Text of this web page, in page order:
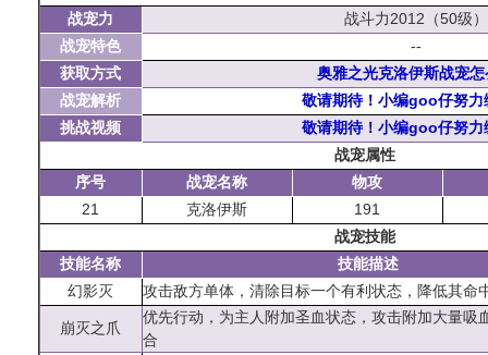
战宠力
战斗力2012（50级）
战宠特色
--
获取方式
奥雅之光克洛伊斯战宠怎
战宠解析
敬请期待！小编goo仔努力
挑战视频
敬请期待！小编goo仔努力
战宠属性
序号
战宠名称
物攻
21
克洛伊斯
191
战宠技能
技能名称
技能描述
幻影灭
攻击敌方单体，清除目标一个有利状态，降低其命
崩灭之爪
优先行动，为主人附加圣血状态，攻击附加大量吸
合